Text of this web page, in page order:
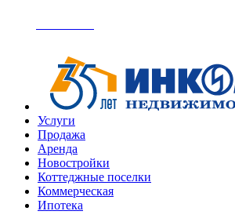
Услуги
Продажа
Аренда
Новостройки
Коттеджные поселки
Коммерческая
Ипотека